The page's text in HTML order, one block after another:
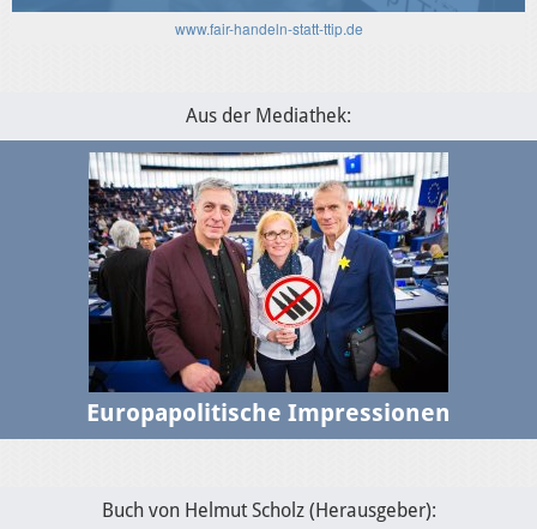
www.fair-handeln-statt-ttip.de
Aus der Mediathek:
Europapolitische Impressionen
Buch von Helmut Scholz (Herausgeber):